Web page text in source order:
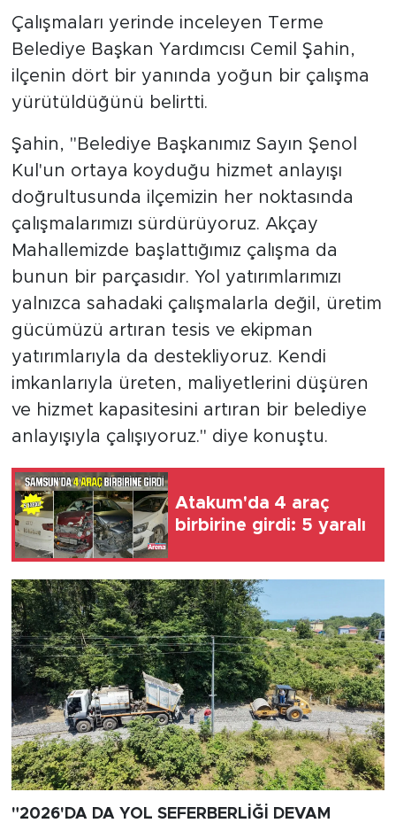
Çalışmaları yerinde inceleyen Terme
Belediye Başkan Yardımcısı Cemil Şahin,
ilçenin dört bir yanında yoğun bir çalışma
yürütüldüğünü belirtti.
Şahin, "Belediye Başkanımız Sayın Şenol
Kul'un ortaya koyduğu hizmet anlayışı
doğrultusunda ilçemizin her noktasında
çalışmalarımızı sürdürüyoruz. Akçay
Mahallemizde başlattığımız çalışma da
bunun bir parçasıdır. Yol yatırımlarımızı
yalnızca sahadaki çalışmalarla değil, üretim
gücümüzü artıran tesis ve ekipman
yatırımlarıyla da destekliyoruz. Kendi
imkanlarıyla üreten, maliyetlerini düşüren
ve hizmet kapasitesini artıran bir belediye
anlayışıyla çalışıyoruz." diye konuştu.
Atakum'da 4 araç
birbirine girdi: 5 yaralı
"2026'DA DA YOL SEFERBERLİĞİ DEVAM